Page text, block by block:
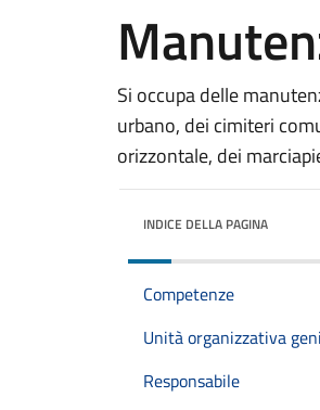
Si occupa delle
urbano, dei cimiteri
orizzontale, dei
INDICE DELLA PAGINA
Competenze
Unità organizzativa
Responsabile